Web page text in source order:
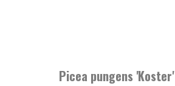
Picea pungens 'Koster'